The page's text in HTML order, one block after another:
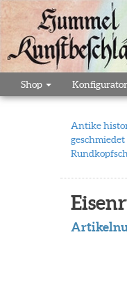
Shop Konfigurator
Antike